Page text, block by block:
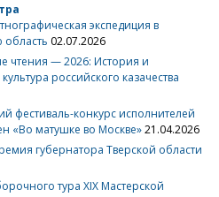
экспедиция в
область 02.07.2026
чтения — 2026: История и
российского казачества
фестиваль-конкурс исполнителей
«Во матушке во Москве»21.04.2026
губернатора Тверской области
тура XIX Мастерской